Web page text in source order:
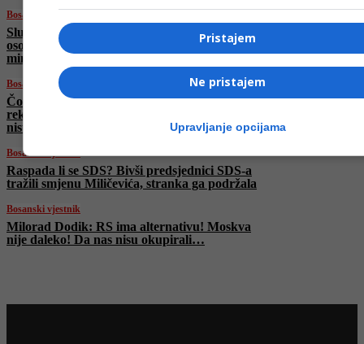
Bosanski vjestnik
Slučaj Viaduct: SIPA saslušala više od pet
osoba, navodno saslušani i pojedinci iz Vijeća
ministara?
Bosanski vjestnik
Čović razvalio plan Trojke: Nema
rekonstrukcije Vijeća ministara! Vuković: Srbi
nisu zastupljeni!
Bosanski vjestnik
Raspada li se SDS? Bivši predsjednici SDS-a
tražili smjenu Miličevića, stranka ga podržala
Bosanski vjestnik
Milorad Dodik: RS ima alternativu! Moskva
nije daleko! Da nas nisu okupirali…
Pristajem
Ne pristajem
Upravljanje opcijama